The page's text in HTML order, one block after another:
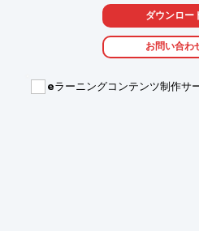
「精度が良くて速いです。故障もほ
「大きなトラブルが少ないので、
などのお声をいただいています。
■国立大学法人　東京藝術大学　美
ダウンロー
お問い合わ
eラーニングコンテンツ制作サ